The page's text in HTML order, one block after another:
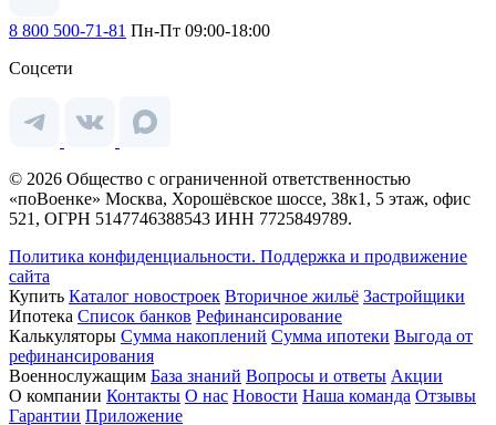
8 800 500-71-81 Пн-Пт 09:00-18:00
Соцсети
© 2026 Общество с ограниченной ответственностью
«поВоенке» Москва, Хорошёвское шоссе, 38к1, 5 этаж, офис
521, ОГРН 5147746388543 ИНН 7725849789.
Политика конфиденциальности. Поддержка и продвижение
сайта
Купить Каталог новостроек Вторичное жильё Застройщики
Ипотека Список банков Рефинансирование
Калькуляторы Сумма накоплений Сумма ипотеки Выгода от
рефинансирования
Военнослужащим База знаний Вопросы и ответы Акции
О компании Контакты О нас Новости Наша команда Отзывы
Гарантии Приложение